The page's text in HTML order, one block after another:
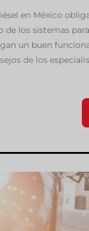
en México
de los sistemas
un buen
de los